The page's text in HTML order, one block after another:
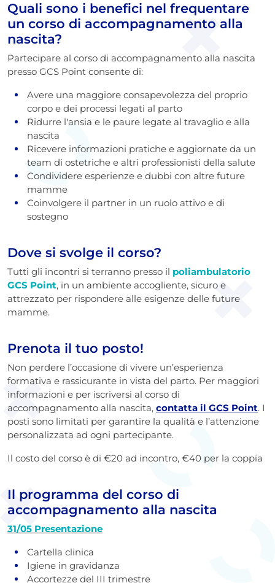
Quali sono i benefici nel frequentare
un corso di accompagnamento alla
nascita?
Partecipare al corso di accompagnamento alla nascita
presso GCS Point consente di:
Avere una maggiore consapevolezza del proprio
corpo e dei processi legati al parto
Ridurre l'ansia e le paure legate al travaglio e alla
nascita
Ricevere informazioni pratiche e aggiornate da un
team di ostetriche e altri professionisti della salute
Condividere esperienze e dubbi con altre future
mamme
Coinvolgere il partner in un ruolo attivo e di
sostegno
Dove si svolge il corso?
Tutti gli incontri si terranno presso il poliambulatorio
GCS Point, in un ambiente accogliente, sicuro e
attrezzato per rispondere alle esigenze delle future
mamme.
Prenota il tuo posto!
Non perdere l’occasione di vivere un’esperienza
formativa e rassicurante in vista del parto. Per maggiori
informazioni e per iscriversi al corso di
accompagnamento alla nascita, contatta il GCS Point. I
posti sono limitati per garantire la qualità e l’attenzione
personalizzata ad ogni partecipante.
Il costo del corso è di €20 ad incontro, €40 per la coppia
Il programma del corso di
accompagnamento alla nascita
31/05 Presentazione
Cartella clinica
Igiene in gravidanza
Accortezze del III trimestre